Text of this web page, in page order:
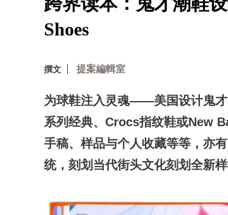
Shoes
撰文 提案編輯室
为球鞋注入灵魂——美国设计鬼
系列经典、Crocs指纹鞋或New
手稿、样品与个人收藏等等，亦
统，刻划当代街头文化刻划全新样